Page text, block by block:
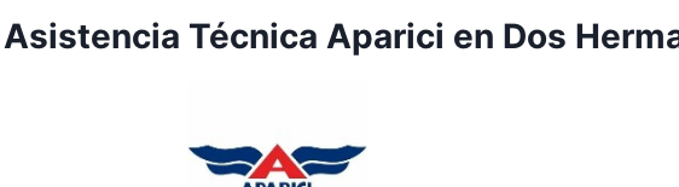
Técnica Aparici en Dos